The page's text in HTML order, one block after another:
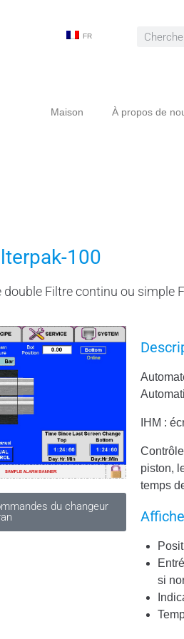
FR
Maison À propos de
100
Filtre continu ou simple
du changeur
IHM :
piston,
temps
Affiche
si